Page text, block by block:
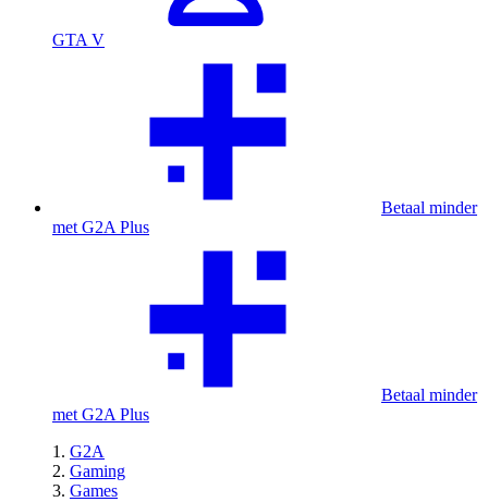
GTA V
Betaal minder
met G2A Plus
Betaal minder
met G2A Plus
G2A
Gaming
Games